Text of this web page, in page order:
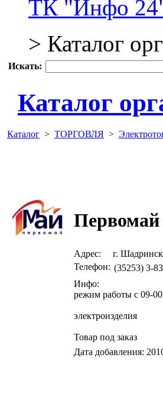
ТК "Инфо
> Каталог
Искать:
Каталог
Каталог > ТОРГОВЛЯ >
Адрес:
г.
Телефон: (35253) 3-
Инфо:
режим работы с 09-
электроизделия
Товар под заказ
Дата добавления: